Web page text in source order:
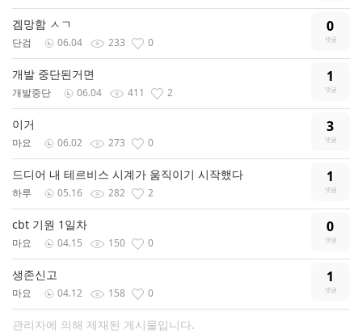
겜망함 ㅅㄱ 0
단검 06.04 233 0
개발 중단된거면 1
개발중단 06.04 411 2
이거 3
마요 06.02 273 0
드디어 내 테르비스 시계가 움직이기 시작했다 1
하루 05.16 282 2
cbt 기원 1일차 0
마요 04.15 150 0
생존신고 1
마요 04.12 158 0
관리자에 의해 제재된 게시물입니다.